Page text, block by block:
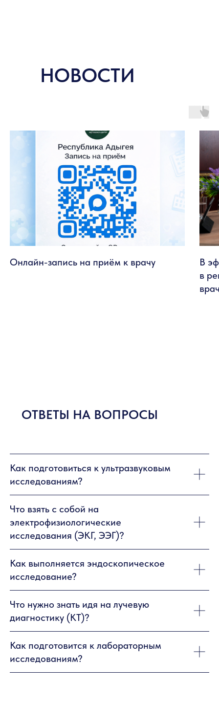
НОВОСТИ
Онлайн-запись на приём к врачу
В
в
ОТВЕТЫ НА ВОПРОСЫ
Как подготовиться к ультразвуковым
исследованиям?
Что взять с собой на
электрофизиологические
исследования (ЭКГ, ЭЭГ)?
Как выполняется эндоскопическое
исследование?
Что нужно знать идя на лучевую
диагностику (КТ)?
Как подготовится к лабораторным
исследованиям?